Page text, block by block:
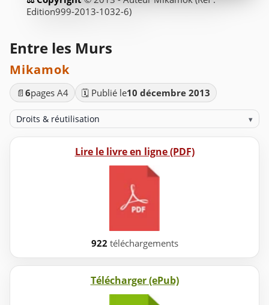
Edition999-2013-1032-6)
Entre les Murs
Mikamok
📄 6pages A4 🗓️ Publié le10 décembre 2013
Droits & réutilisation ▾
Lire le livre en ligne (PDF)
922 téléchargements
Télécharger (ePub)